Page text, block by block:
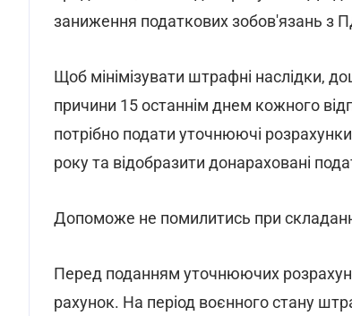
заниження податкових зобов'язань з
Щоб мінімізувати штрафні наслідки,
причини 15 останнім днем кожного
потрібно подати уточнюючі
року та відобразити донараховані
Допоможе не помилитись при
Перед поданням уточнюючих
рахунок. На період воєнного стану